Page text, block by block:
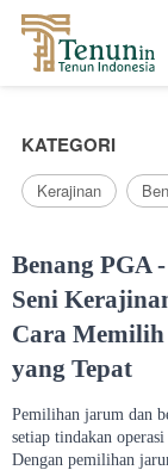
KATEGORI
Kerajinan
Benang PGA
Seni
Cara Memilih
yang Tepat
Pemilihan jarum dan
setiap tindakan
Dengan pemilihan